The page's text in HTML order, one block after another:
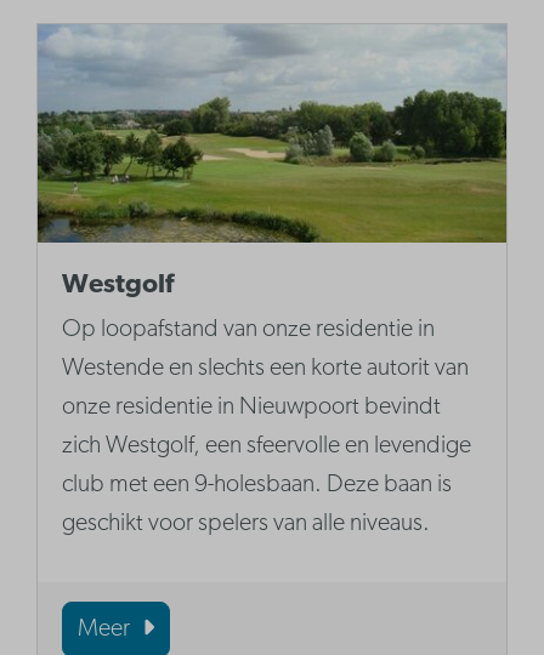
Westgolf
Op loopafstand van onze residentie in
Westende en slechts een korte autorit van
onze residentie in Nieuwpoort bevindt
zich Westgolf, een sfeervolle en levendige
club met een 9-holesbaan. Deze baan is
geschikt voor spelers van alle niveaus.
Meer